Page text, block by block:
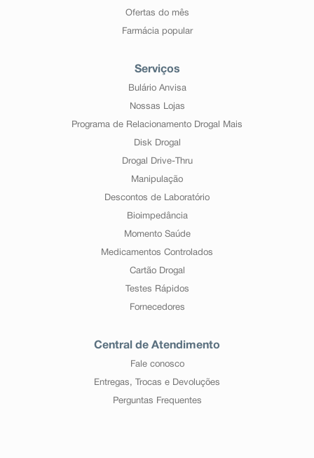
Ofertas do mês
Farmácia popular
Serviços
Bulário Anvisa
Nossas Lojas
Programa de Relacionamento Drogal Mais
Disk Drogal
Drogal Drive-Thru
Manipulação
Descontos de Laboratório
Bioimpedância
Momento Saúde
Medicamentos Controlados
Cartão Drogal
Testes Rápidos
Fornecedores
Central de Atendimento
Fale conosco
Entregas, Trocas e Devoluções
Perguntas Frequentes